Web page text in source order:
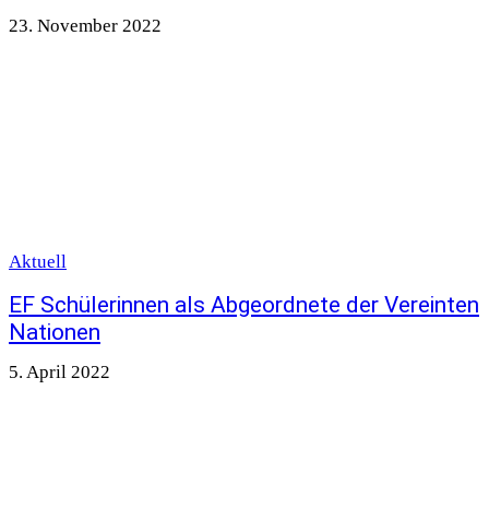
23. November 2022
Aktuell
EF Schülerinnen als Abgeordnete der Vereinten
Nationen
5. April 2022